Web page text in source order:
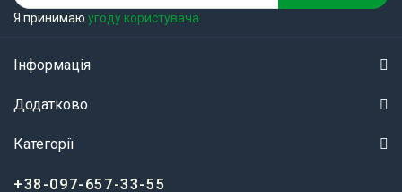
Я принимаю угоду користувача
Інформація
Додатково
Категорії
+38-097-657-33-55